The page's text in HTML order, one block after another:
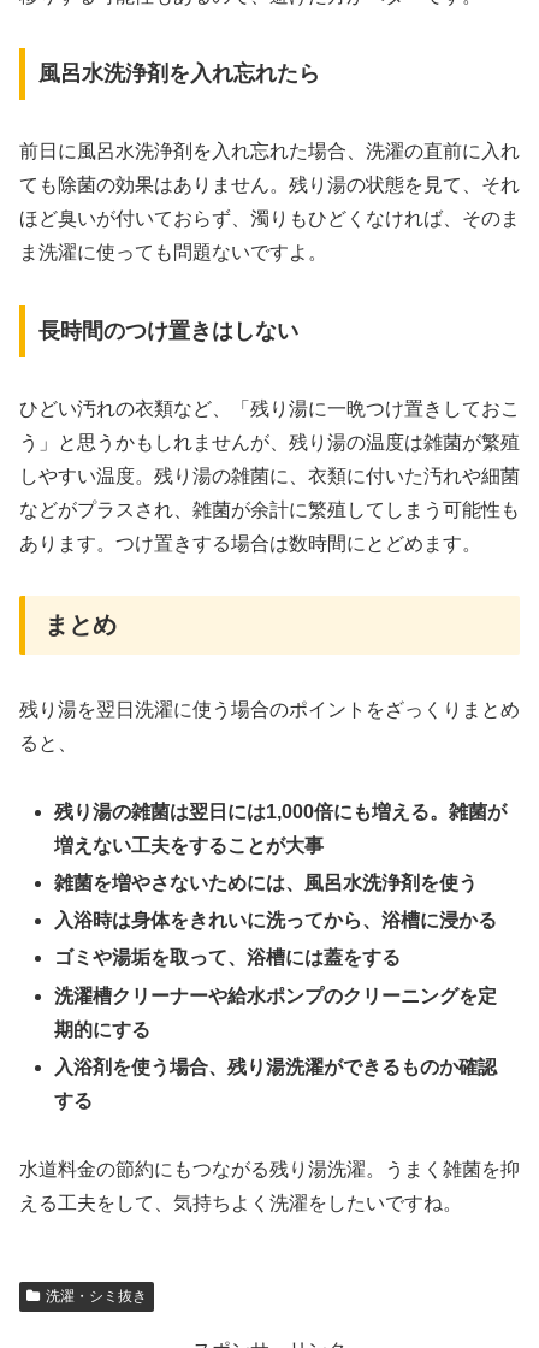
風呂水洗浄剤を入れ忘れたら
前日に風呂水洗浄剤を入れ忘れた場合、洗濯の直前に入れ
ても除菌の効果はありません。残り湯の状態を見て、それ
ほど臭いが付いておらず、濁りもひどくなければ、そのま
ま洗濯に使っても問題ないですよ。
長時間のつけ置きはしない
ひどい汚れの衣類など、「残り湯に一晩つけ置きしておこ
う」と思うかもしれませんが、残り湯の温度は雑菌が繁殖
しやすい温度。残り湯の雑菌に、衣類に付いた汚れや細菌
などがプラスされ、雑菌が余計に繁殖してしまう可能性も
あります。つけ置きする場合は数時間にとどめます。
まとめ
残り湯を翌日洗濯に使う場合のポイントをざっくりまとめ
ると、
残り湯の雑菌は翌日には1,000倍にも増える。雑菌が
増えない工夫をすることが大事
雑菌を増やさないためには、風呂水洗浄剤を使う
入浴時は身体をきれいに洗ってから、浴槽に浸かる
ゴミや湯垢を取って、浴槽には蓋をする
洗濯槽クリーナーや給水ポンプのクリーニングを定
期的にする
入浴剤を使う場合、残り湯洗濯ができるものか確認
する
水道料金の節約にもつながる残り湯洗濯。うまく雑菌を抑
える工夫をして、気持ちよく洗濯をしたいですね。
洗濯・シミ抜き